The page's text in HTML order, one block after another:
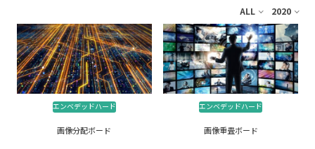
ALL 2020
エンベデッドハード
画像分配ボード
エンベデッドハード
画像重畳ボード